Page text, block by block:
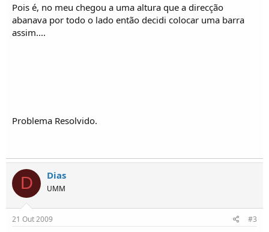
ó
p
i
Pois é, no meu chegou a uma altura que a direcção
abanava por todo o lado então decidi colocar uma barra
assim....
Problema Resolvido.
D Dias
UMM
21 Out 2009 #3